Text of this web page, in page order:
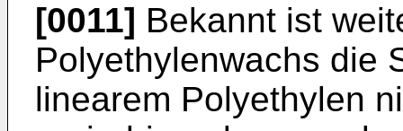
[0011] Bekannt ist
Polyethylenwachs die
linearem Polyethylen